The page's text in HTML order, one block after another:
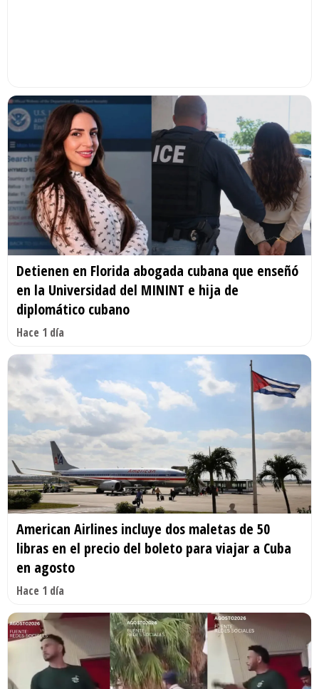
Detienen en Florida abogada cubana que enseñó
en la Universidad del MININT e hija de
diplomático cubano
Hace 1 día
American Airlines incluye dos maletas de 50
libras en el precio del boleto para viajar a Cuba
en agosto
Hace 1 día